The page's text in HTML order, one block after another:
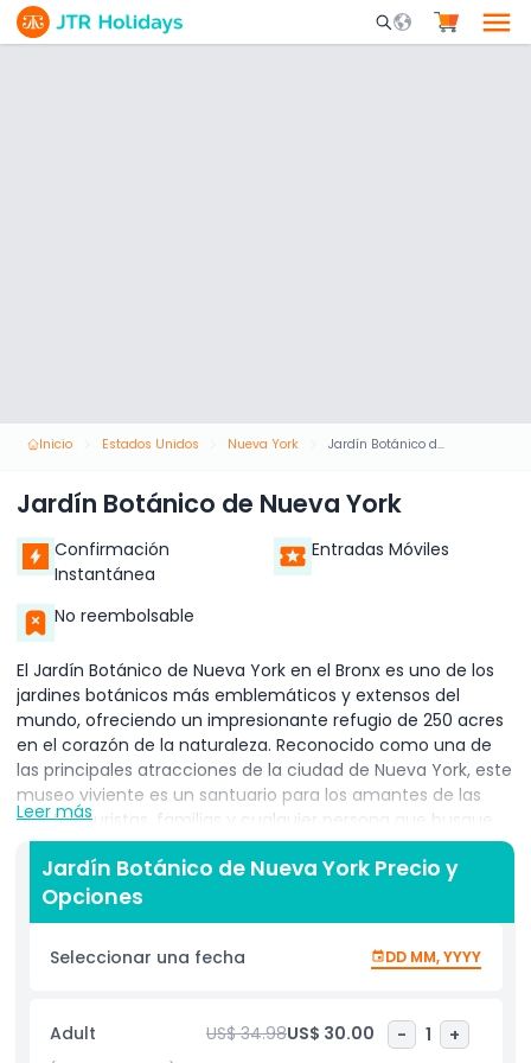
Mobile Search
Inicio Estados Unidos Nueva York Jardín Botánico de Nueva York
Jardín Botánico de Nueva York
Confirmación
Instantánea
Entradas Móviles
No reembolsable
El Jardín Botánico de Nueva York en el Bronx es uno de los
jardines botánicos más emblemáticos y extensos del
mundo, ofreciendo un impresionante refugio de 250 acres
en el corazón de la naturaleza. Reconocido como una de
las principales atracciones de la ciudad de Nueva York, este
museo viviente es un santuario para los amantes de las
plantas, turistas, familias y cualquier persona que busque
una escapada pacífica del ritmo acelerado de la ciudad.
Los visitantes pueden explorar una diversa colección de
jardines temáticos y paisajes curados, incluyendo el
impresionante Jardín de Rosas Peggy Rockefeller, con más
de 2,700 variedades de rosas, los serenos Jardines de Agua
y el encantador Jardín de Rocas. Un punto destacado para
Nativas, hogar de casi 100,000 árboles, helechos, arbustos y
hierbas nativas, así como uno de los últimos bosques
Leer más
Jardín Botánico de Nueva York Precio y
Opciones
Seleccionar una fecha DD MM, YYYY
Adult US$ 34.98US$ 30.00 - 1 +